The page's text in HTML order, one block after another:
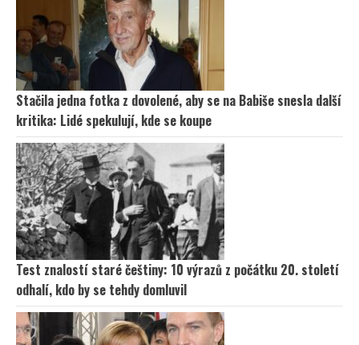
Stačila jedna fotka z dovolené, aby se na Babiše snesla další
kritika: Lidé spekulují, kde se koupe
Test znalostí staré češtiny: 10 výrazů z počátku 20. století
odhalí, kdo by se tehdy domluvil